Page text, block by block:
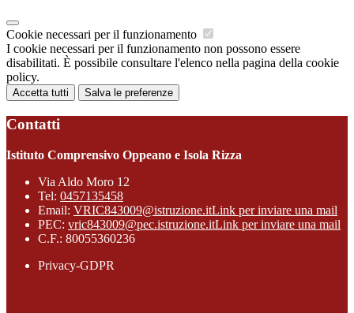
Cookie necessari per il funzionamento
I cookie necessari per il funzionamento non possono essere
disabilitati. È possibile consultare l'elenco nella pagina della cookie
policy.
Accetta tutti Salva le preferenze
Contatti
Istituto Comprensivo Oppeano e Isola Rizza
Via Aldo Moro 12
Tel: 0457135458
Email: VRIC843009@istruzione.itLink per inviare una mail
PEC: vric843009@pec.istruzione.itLink per inviare una mail
C.F.: 80055360236
Privacy-GDPR